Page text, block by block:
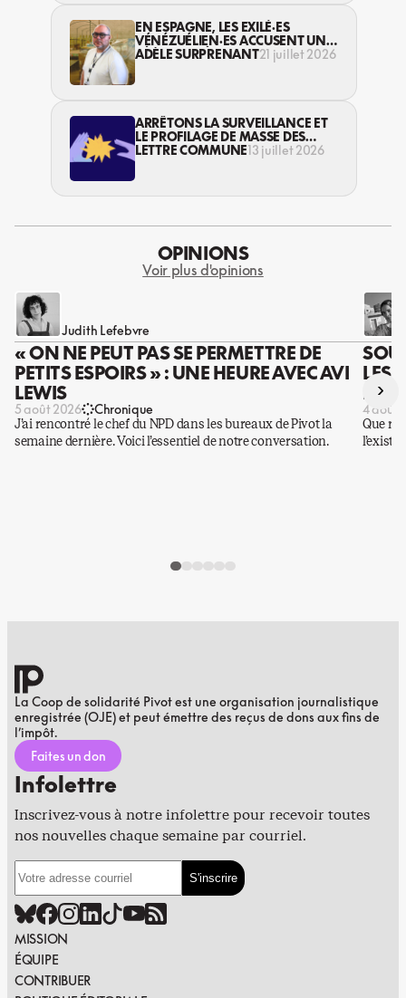
EN ESPAGNE, LES EXILÉ·ES
VÉNÉZUÉLIEN·ES ACCUSENT UN
SÉISME APRÈS L’AUTRE
ADÈLE SURPRENANT21 juillet 2026
ARRÊTONS LA SURVEILLANCE ET
LE PROFILAGE DE MASSE DES
PERSONNES MIGRANTES !
LETTRE COMMUNE13 juillet 2026
OPINIONS
Voir plus d'opinions
Judith Lefebvre
« ON NE PEUT PAS SE PERMETTRE DE
PETITS ESPOIRS » : UNE HEURE AVEC AVI
LEWIS
5 août 2026 Chronique
J’ai rencontré le chef du NPD dans les bureaux de Pivot la
semaine dernière. Voici l’essentiel de notre conversation.
LES
DES
4 août
Que
›
La Coop de solidarité Pivot est une organisation journalistique
enregistrée (OJE) et peut émettre des reçus de dons aux fins de
l’impôt.
Faites un don
Infolettre
Inscrivez-vous à notre infolettre pour recevoir toutes
nos nouvelles chaque semaine par courriel.
MISSION
ÉQUIPE
CONTRIBUER